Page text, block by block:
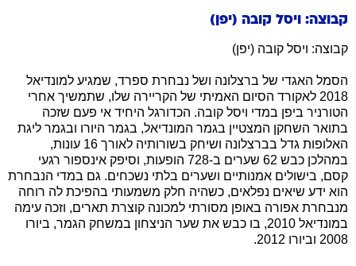
קבוצה: ויסל קובה (יפן)
קבוצה: ויסל קובה (יפן)
הסמל האגדי של ברצלונה ושל נבחרת ספרד, שמגיע למונדיאל
2018 לאקורד הסיום האמיתי של הקריירה שלו, שתמשיך אחרי
הטורניר ביפן במדי ויסל קובה. הכדורגל היחיד אי פעם שזכה
בתואר השחקן המצטיין בגמר המונדיאל, בגמר היורו ובגמר ליגת
האלופות גדל בברצלונה ושיחק בשורותיה לאורך 16 עונות,
במהלכן כבש 62 שערים ב-728 הופעות, וסיפק אינספור רגעי
קסם, בישולים אמנותיים ושערים בלתי נשכחים. גם במדי הנבחרת
הוא ידע שיאים נפלאים, כשהיה חלק משמעותי בהפיכת לה רוחה
מנבחרת אפורה באופן מסורתי למכונה קוצרת תארים, וזכה עימה
במונדיאל 2010, בו כבש את שער הניצחון במשחק הגמר, ביורו
2008 וביורו 2012.